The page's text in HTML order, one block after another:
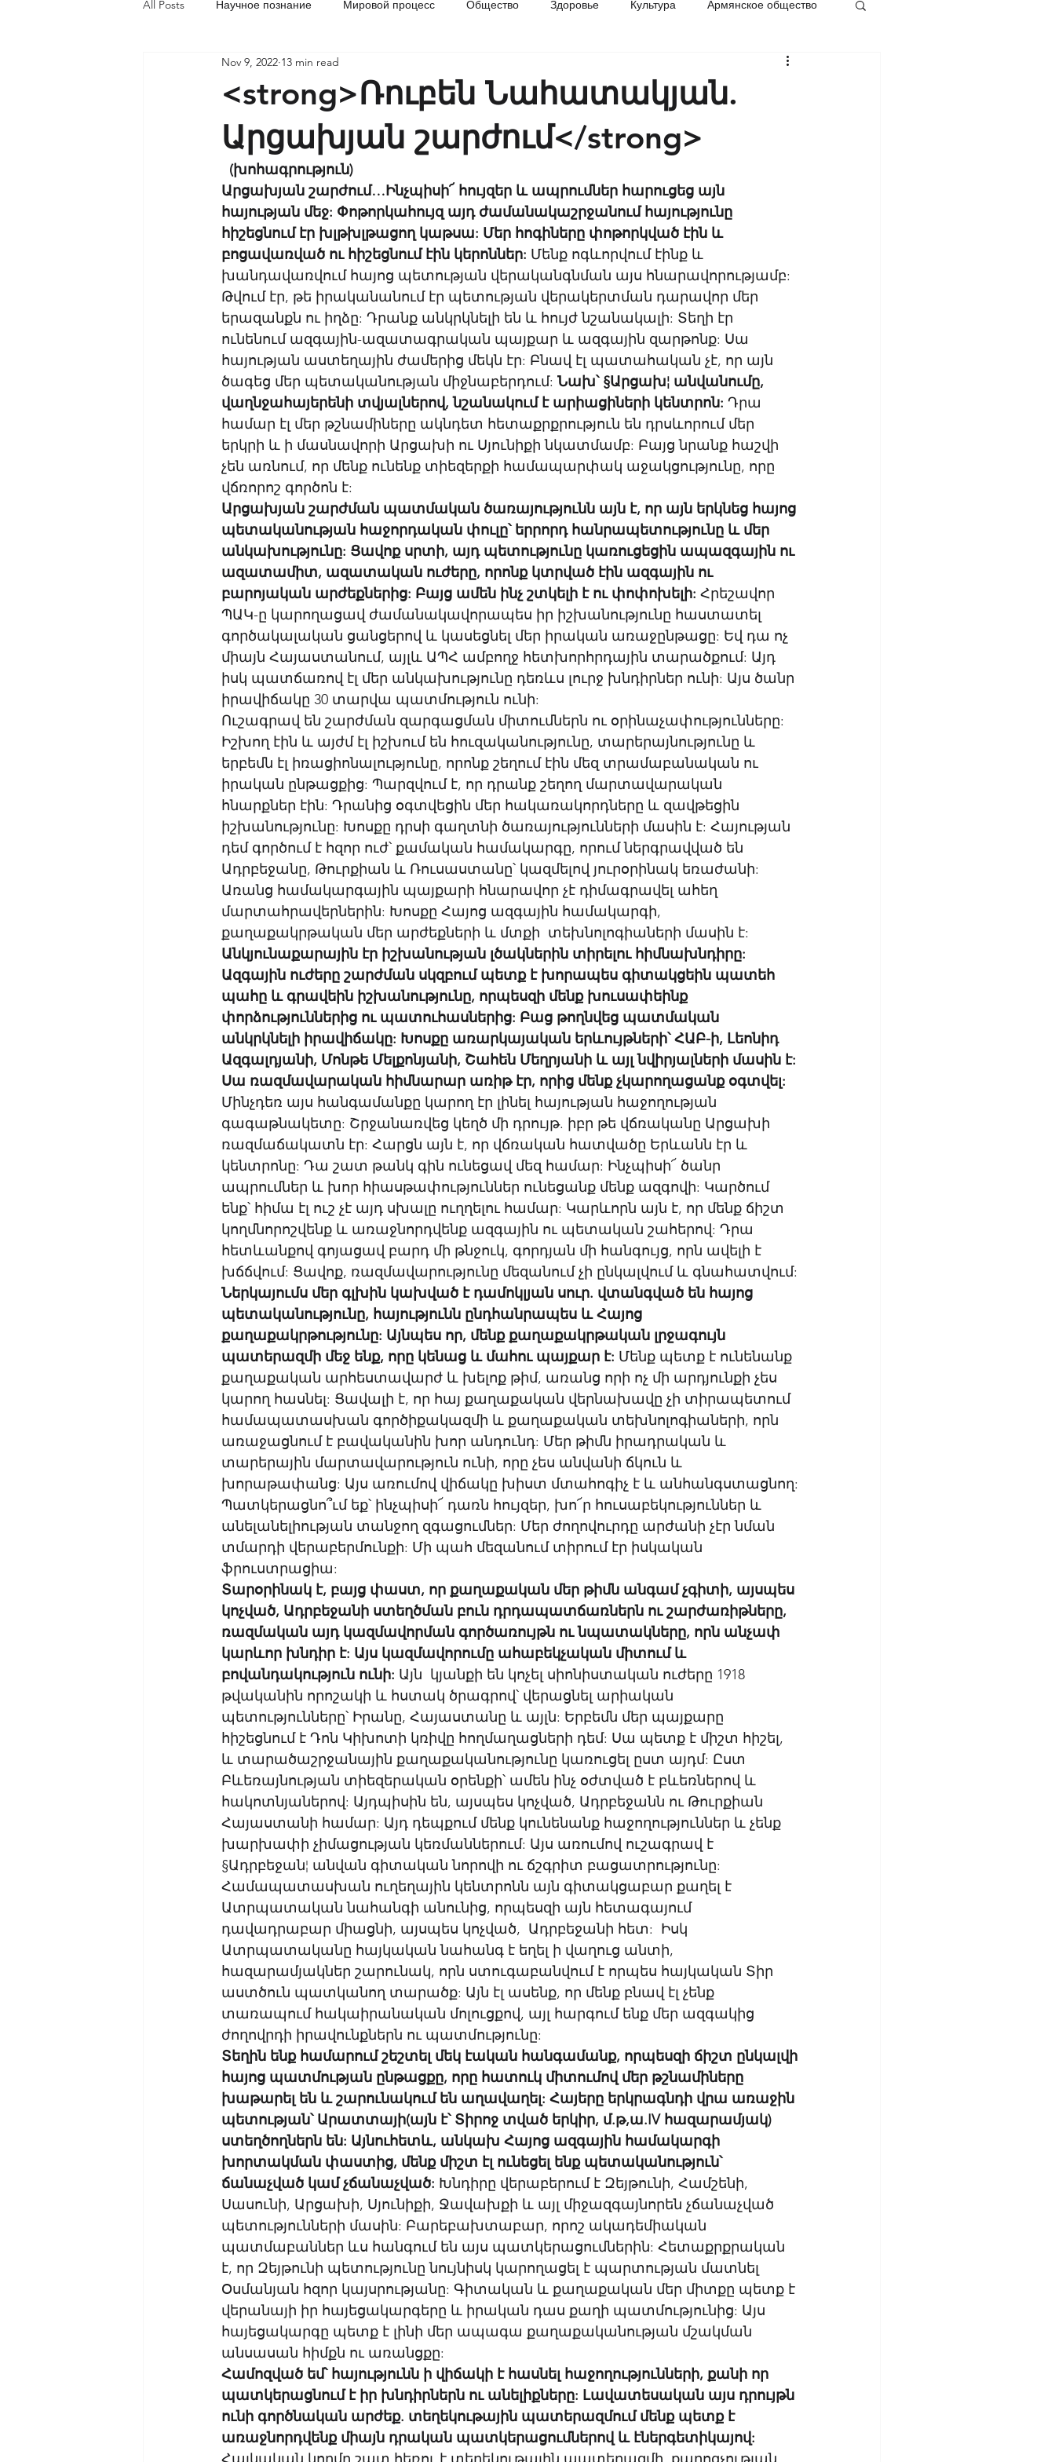
All Posts Научное познание Мировой процесс Общество Здоровье Культура Армянское общество
Социальная акупунктура Образование
<strong>Ռուբեն Նահատակյան.
Արցախյան շարժում</strong>
Nov 9, 2022 13 min read
(խոհագրություն)
Արցախյան շարժում…Ինչպիսի՜ հույզեր և ապրումներ հարուցեց այն
հայության մեջ: Փոթորկահույզ այդ ժամանակաշրջանում հայությունը
հիշեցնում էր խլթխլթացող կաթսա: Մեր հոգիները փոթորկված էին և
բոցավառված ու հիշեցնում էին կերոններ: Մենք ոգևորվում էինք և
խանդավառվում հայոց պետության վերականգնման այս հնարավորությամբ:
Թվում էր, թե իրականանում էր պետության վերակերտման դարավոր մեր
երազանքն ու իղձը: Դրանք անկրկնելի են և հույժ նշանակալի: Տեղի էր
ունենում ազգային-ազատագրական պայքար և ազգային զարթոնք: Սա
հայության աստեղային ժամերից մեկն էր: Բնավ էլ պատահական չէ, որ այն
ծագեց մեր պետականության միջնաբերդում: Նախ՝ §Արցախ¦ անվանումը,
վաղնջահայերենի տվյալներով, նշանակում է արիացիների կենտրոն: Դրա
համար էլ մեր թշնամիները ակնդետ հետաքրքրություն են դրսևորում մեր
երկրի և ի մասնավորի Արցախի ու Սյունիքի նկատմամբ: Բայց նրանք հաշվի
չեն առնում, որ մենք ունենք տիեզերքի համապարփակ աջակցությունը, որը
վճռորոշ գործոն է:
Արցախյան շարժման պատմական ծառայությունն այն է, որ այն երկնեց հայոց
պետականության հաջորդական փուլը՝ երրորդ հանրապետությունը և մեր
անկախությունը: Ցավոք սրտի, այդ պետությունը կառուցեցին ապազգային ու
ազատամիտ, ազատական ուժերը, որոնք կտրված էին ազգային ու
բարոյական արժեքներից: Բայց ամեն ինչ շտկելի է ու փոփոխելի: Հրեշավոր
ՊԱԿ-ը կարողացավ ժամանակավորապես իր իշխանությունը հաստատել
գործակալական ցանցերով և կասեցնել մեր իրական առաջընթացը: Եվ դա ոչ
միայն Հայաստանում, այլև ԱՊՀ ամբողջ հետխորհրդային տարածքում: Այդ
իսկ պատճառով էլ մեր անկախությունը դեռևս լուրջ խնդիրներ ունի: Այս ծանր
իրավիճակը 30 տարվա պատմություն ունի:
Ուշագրավ են շարժման զարգացման միտումներն ու օրինաչափությունները:
Իշխող էին և այժմ էլ իշխում են հուզականությունը, տարերայնությունը և
երբեմն էլ իռացիոնալությունը, որոնք շեղում էին մեզ տրամաբանական ու
իրական ընթացքից: Պարզվում է, որ դրանք շեղող մարտավարական
հնարքներ էին: Դրանից օգտվեցին մեր հակառակորդները և զավթեցին
իշխանությունը: Խոսքը դրսի գաղտնի ծառայությունների մասին է: Հայության
դեմ գործում է հզոր ուժ՝ քամական համակարգը, որում ներգրավված են
Ադրբեջանը, Թուրքիան և Ռուսաստանը՝ կազմելով յուրօրինակ եռաժանի:
Առանց համակարգային պայքարի հնարավոր չէ դիմագրավել ահեղ
մարտահրավերներին: Խոսքը Հայոց ազգային համակարգի,
քաղաքակրթական մեր արժեքների և մտքի  տեխնոլոգիաների մասին է:
Անկյունաքարային էր իշխանության լծակներին տիրելու հիմնախնդիրը:
Ազգային ուժերը շարժման սկզբում պետք է խորապես գիտակցեին պատեհ
պահը և գրավեին իշխանությունը, որպեսզի մենք խուսափեինք
փորձություններից ու պատուհասներից: Բաց թողնվեց պատմական
անկրկնելի իրավիճակը: Խոսքը առարկայական երևույթների՝ ՀԱԲ-ի, Լեոնիդ
Ազգալդյանի, Մոնթե Մելքոնյանի, Շահեն Մեղրյանի և այլ նվիրյալների մասին է:
Սա ռազմավարական հիմնարար առիթ էր, որից մենք չկարողացանք օգտվել:
Մինչդեռ այս հանգամանքը կարող էր լինել հայության հաջողության
գագաթնակետը: Շրջանառվեց կեղծ մի դրույթ. իբր թե վճռականը Արցախի
ռազմաճակատն էր: Հարցն այն է, որ վճռական հատվածը Երևանն էր և
կենտրոնը: Դա շատ թանկ գին ունեցավ մեզ համար: Ինչպիսի՜ ծանր
ապրումներ և խոր հիասթափություններ ունեցանք մենք ազգովի: Կարծում
ենք՝ հիմա էլ ուշ չէ այդ սխալը ուղղելու համար: Կարևորն այն է, որ մենք ճիշտ
կողմնորոշվենք և առաջնորդվենք ազգային ու պետական շահերով: Դրա
հետևանքով գոյացավ բարդ մի թնջուկ, գորդյան մի հանգույց, որն ավելի է
խճճվում: Ցավոք, ռազմավարությունը մեզանում չի ընկալվում և գնահատվում:
Ներկայումս մեր գլխին կախված է դամոկլյան սուր. վտանգված են հայոց
պետականությունը, հայությունն ընդհանրապես և Հայոց
քաղաքակրթությունը: Այնպես որ, մենք քաղաքակրթական լրջագույն
պատերազմի մեջ ենք, որը կենաց և մահու պայքար է: Մենք պետք է ունենանք
քաղաքական արհեստավարժ և խելոք թիմ, առանց որի ոչ մի արդյունքի չես
կարող հասնել: Ցավալի է, որ հայ քաղաքական վերնախավը չի տիրապետում
համապատասխան գործիքակազմի և քաղաքական տեխնոլոգիաների, որն
առաջացնում է բավականին խոր անդունդ: Մեր թիմն իրադրական և
տարերային մարտավարություն ունի, որը չես անվանի ճկուն և
խորաթափանց: Այս առումով վիճակը խիստ մտահոգիչ է և անհանգստացնող:
Պատկերացնո՞ւմ եք՝ ինչպիսի՜ դառն հույզեր, խո՜ր հուսաբեկություններ և
անելանելիության տանջող զգացումներ: Մեր ժողովուրդը արժանի չէր նման
տմարդի վերաբերմունքի: Մի պահ մեզանում տիրում էր իսկական
ֆրուստրացիա:
Տարօրինակ է, բայց փաստ, որ քաղաքական մեր թիմն անգամ չգիտի, այսպես
կոչված, Ադրբեջանի ստեղծման բուն դրդապատճառներն ու շարժառիթները,
ռազմական այդ կազմավորման գործառույթն ու նպատակները, որն անչափ
կարևոր խնդիր է: Այս կազմավորումը ահաբեկչական միտում և
բովանդակություն ունի: Այն  կյանքի են կոչել սիոնիստական ուժերը 1918
թվականին որոշակի և հստակ ծրագրով՝ վերացնել արիական
պետությունները՝ Իրանը, Հայաստանը և այլն: Երբեմն մեր պայքարը
հիշեցնում է Դոն Կիխոտի կռիվը հողմաղացների դեմ: Սա պետք է միշտ հիշել,
և տարածաշրջանային քաղաքականությունը կառուցել ըստ այդմ: Ըստ
Բևեռայնության տիեզերական օրենքի՝ ամեն ինչ օժտված է բևեռներով և
հակոտնյաներով: Այդպիսին են, այսպես կոչված, Ադրբեջանն ու Թուրքիան
Հայաստանի համար: Այդ դեպքում մենք կունենանք հաջողություններ և չենք
խարխափի չիմացության կեռմաններում: Այս առումով ուշագրավ է
§Ադրբեջան¦ անվան գիտական նորովի ու ճշգրիտ բացատրությունը:
Համապատասխան ուղեղային կենտրոնն այն գիտակցաբար քաղել է
Ատրպատական նահանգի անունից, որպեսզի այն հետագայում
դավադրաբար միացնի, այսպես կոչված,  Ադրբեջանի հետ:  Իսկ
Ատրպատականը հայկական նահանգ է եղել ի վաղուց անտի,
հազարամյակներ շարունակ, որն ստուգաբանվում է որպես հայկական Տիր
աստծուն պատկանող տարածք: Այն էլ ասենք, որ մենք բնավ էլ չենք
տառապում հակաիրանական մոլուցքով, այլ հարգում ենք մեր ազգակից
ժողովրդի իրավունքներն ու պատմությունը:
Տեղին ենք համարում շեշտել մեկ էական հանգամանք, որպեսզի ճիշտ ընկալվի
հայոց պատմության ընթացքը, որը հատուկ միտումով մեր թշնամիները
խաթարել են և շարունակում են աղավաղել: Հայերը երկրագնդի վրա առաջին
պետության՝ Արատտայի(այն է՝ Տիրոջ տված երկիր, մ.թ,ա.IV հազարամյակ)
ստեղծողներն են: Այնուհետև, անկախ Հայոց ազգային համակարգի
խորտակման փաստից, մենք միշտ էլ ունեցել ենք պետականություն՝
ճանաչված կամ չճանաչված: Խնդիրը վերաբերում է Զեյթունի, Համշենի,
Սասունի, Արցախի, Սյունիքի, Ջավախքի և այլ միջազգայնորեն չճանաչված
պետությունների մասին: Բարեբախտաբար, որոշ ակադեմիական
պատմաբաններ ևս հանգում են այս պատկերացումներին: Հետաքրքրական
է, որ Զեյթունի պետությունը նույնիսկ կարողացել է պարտության մատնել
Օսմանյան հզոր կայսրությանը: Գիտական և քաղաքական մեր միտքը պետք է
վերանայի իր հայեցակարգերը և իրական դաս քաղի պատմությունից: Այս
հայեցակարգը պետք է լինի մեր ապագա քաղաքականության մշակման
անսասան հիմքն ու առանցքը:
Համոզված եմ՝ հայությունն ի վիճակի է հասնել հաջողությունների, քանի որ
պատկերացնում է իր խնդիրներն ու անելիքները: Լավատեսական այս դրույթն
ունի գործնական արժեք. տեղեկութային պատերազմում մենք պետք է
առաջնորդվենք միայն դրական պատկերացումներով և էներգետիկայով: